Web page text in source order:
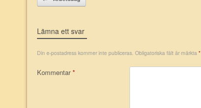
Lämna ett svar
Din e-postadress kommer inte publiceras. Obligatoriska fält är märkta *
Kommentar*